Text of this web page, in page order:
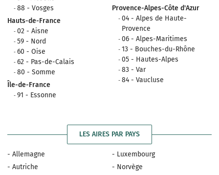
88 - Vosges
Hauts-de-France
02 - Aisne
59 - Nord
60 - Oise
62 - Pas-de-Calais
80 - Somme
Île-de-France
91 - Essonne
Provence-Alpes-Côte d'Azur
04 - Alpes de Haute-
Provence
06 - Alpes-Maritimes
13 - Bouches-du-Rhône
05 - Hautes-Alpes
83 - Var
84 - Vaucluse
LES AIRES PAR PAYS
- Allemagne
- Autriche
- Luxembourg
- Norvège